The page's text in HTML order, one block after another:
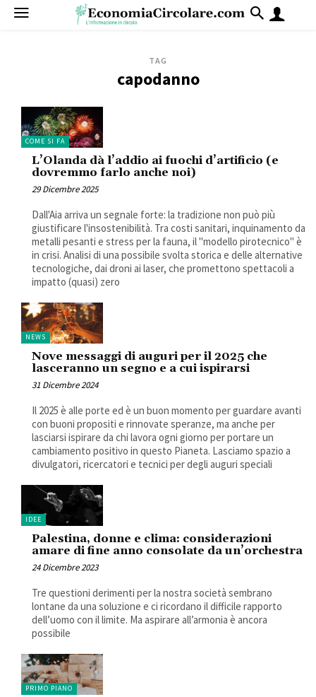
TAG
capodanno
COME SI FA
L’Olanda dà l’addio ai fuochi d’artificio (e
dovremmo farlo anche noi)
29 Dicembre 2025
Dall'Aia arriva un segnale forte: la tradizione non può più
giustificare l'insostenibilità. Tra costi sanitari, inquinamento da
metalli pesanti e stress per la fauna, il "modello pirotecnico" è
in crisi. Analisi di una possibile svolta storica e delle alternative
tecnologiche, dai droni ai laser, che promettono spettacoli a
impatto (quasi) zero
NEWS
Nove messaggi di auguri per il 2025 che
lasceranno un segno e a cui ispirarsi
31 Dicembre 2024
Il 2025 è alle porte ed è un buon momento per guardare avanti
con buoni propositi e rinnovate speranze, ma anche per
lasciarsi ispirare da chi lavora ogni giorno per portare un
cambiamento positivo in questo Pianeta. Lasciamo spazio a
divulgatori, ricercatori e tecnici per degli auguri speciali
IDEE
Palestina, donne e clima: considerazioni
amare di fine anno consolate da un’orchestra
24 Dicembre 2023
Tre questioni derimenti per la nostra società sembrano
lontane da una soluzione e ci ricordano il difficile rapporto
dell’uomo con il limite. Ma aspirare all’armonia è ancora
possibile
PRIMO PIANO